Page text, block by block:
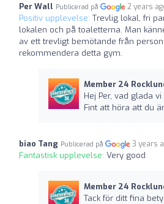
Per Wall Publicerad på 2 years
Positiv upplevelse: Trevlig lokal, fri
lokalen och på toaletterna. Man
av ett trevligt bemötande från
rekommendera detta gym.
Member 24
Hej Per, vad glada
Fint att höra att du
biao Tang Publicerad på 3 years
Fantastisk upplevelse: Very good
Member 24
Tack för ditt fina